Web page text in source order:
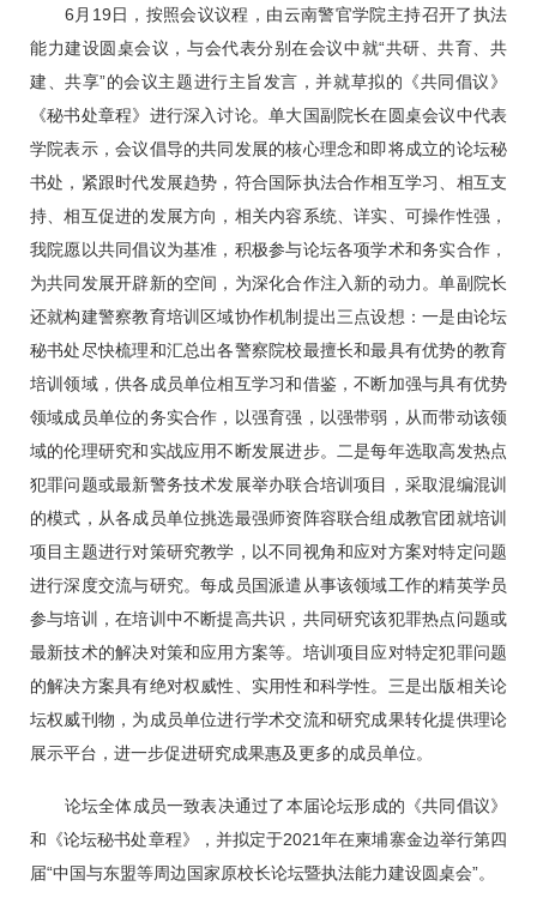
6月19日，按照会议议程，由云南警官学院主持召开了执法
能力建设圆桌会议，与会代表分别在会议中就“共研、共育、共
建、共享”的会议主题进行主旨发言，并就草拟的《共同倡议》
《秘书处章程》进行深入讨论。单大国副院长在圆桌会议中代表
学院表示，会议倡导的共同发展的核心理念和即将成立的论坛秘
书处，紧跟时代发展趋势，符合国际执法合作相互学习、相互支
持、相互促进的发展方向，相关内容系统、详实、可操作性强，
我院愿以共同倡议为基准，积极参与论坛各项学术和务实合作，
为共同发展开辟新的空间，为深化合作注入新的动力。单副院长
还就构建警察教育培训区域协作机制提出三点设想：一是由论坛
秘书处尽快梳理和汇总出各警察院校最擅长和最具有优势的教育
培训领域，供各成员单位相互学习和借鉴，不断加强与具有优势
领域成员单位的务实合作，以强育强，以强带弱，从而带动该领
域的伦理研究和实战应用不断发展进步。二是每年选取高发热点
犯罪问题或最新警务技术发展举办联合培训项目，采取混编混训
的模式，从各成员单位挑选最强师资阵容联合组成教官团就培训
项目主题进行对策研究教学，以不同视角和应对方案对特定问题
进行深度交流与研究。每成员国派遣从事该领域工作的精英学员
参与培训，在培训中不断提高共识，共同研究该犯罪热点问题或
最新技术的解决对策和应用方案等。培训项目应对特定犯罪问题
的解决方案具有绝对权威性、实用性和科学性。三是出版相关论
坛权威刊物，为成员单位进行学术交流和研究成果转化提供理论
展示平台，进一步促进研究成果惠及更多的成员单位。
论坛全体成员一致表决通过了本届论坛形成的《共同倡议》
和《论坛秘书处章程》，并拟定于2021年在柬埔寨金边举行第四
届“中国与东盟等周边国家原校长论坛暨执法能力建设圆桌会”。